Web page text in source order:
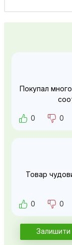
Покупал
0 0
Товар
0 0
Залишити